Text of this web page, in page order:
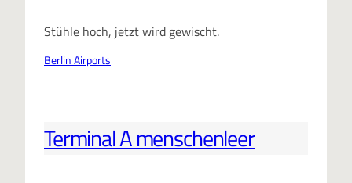
Stühle hoch, jetzt wird gewischt.
Berlin Airports
Terminal A menschenleer